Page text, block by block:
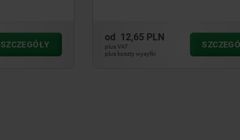
SZCZEGÓŁY
od 12,65 PLN
plus VAT
plus koszty wysyłki